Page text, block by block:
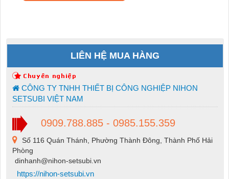
LIÊN HỆ MUA HÀNG
CÔNG TY TNHH THIẾT BỊ CÔNG NGHIỆP NIHON
SETSUBI VIỆT NAM
0909.788.885 - 0985.155.359
Số 116 Quán Thánh, Phường Thành Đông, Thành Phố Hải
Phòng
dinhanh@nihon-setsubi.vn
https://nihon-setsubi.vn